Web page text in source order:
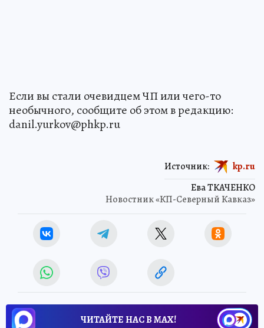
Если вы стали очевидцем ЧП или чего-то
необычного, сообщите об этом в редакцию:
danil.yurkov@phkp.ru
Ева ТКАЧЕНКО
Новостник «КП-Северный Кавказ»
Источник: kp.ru
ЧИТАЙТЕ НАС В МАХ!